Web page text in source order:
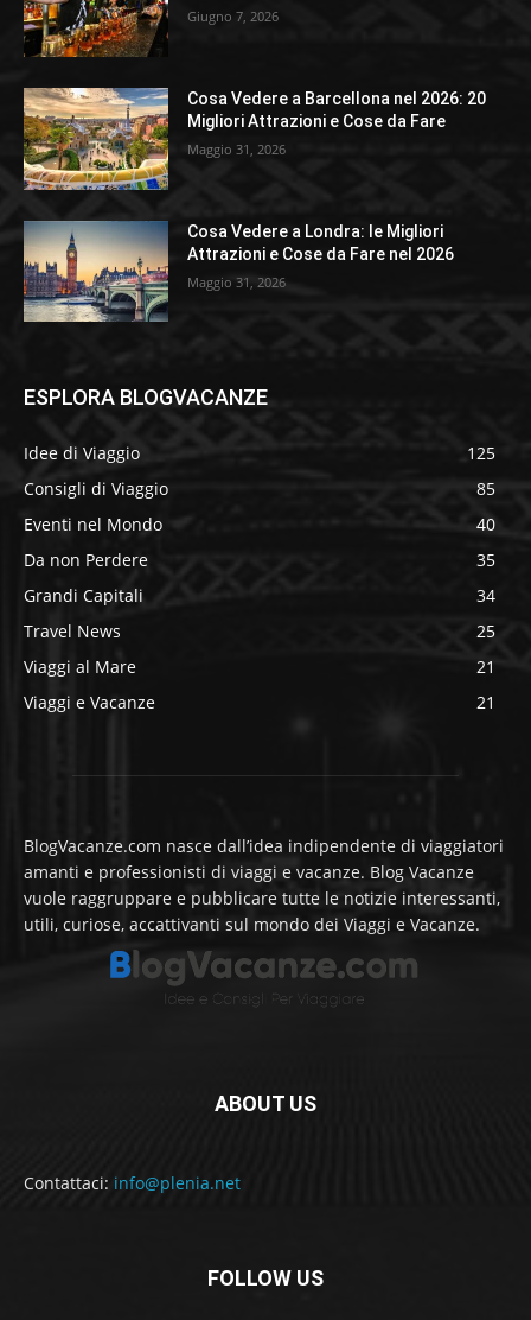
Giugno 7, 2026
Cosa Vedere a Barcellona nel 2026: 20
Migliori Attrazioni e Cose da Fare
Maggio 31, 2026
Cosa Vedere a Londra: le Migliori
Attrazioni e Cose da Fare nel 2026
Maggio 31, 2026
ESPLORA BLOGVACANZE
Idee di Viaggio
125
Consigli di Viaggio
85
Eventi nel Mondo
40
Da non Perdere
35
Grandi Capitali
34
Travel News
25
Viaggi al Mare
21
Viaggi e Vacanze
21
BlogVacanze.com nasce dall’idea indipendente di viaggiatori
amanti e professionisti di viaggi e vacanze. Blog Vacanze
vuole raggruppare e pubblicare tutte le notizie interessanti,
utili, curiose, accattivanti sul mondo dei Viaggi e Vacanze.
ABOUT US
Contattaci: info@plenia.net
FOLLOW US